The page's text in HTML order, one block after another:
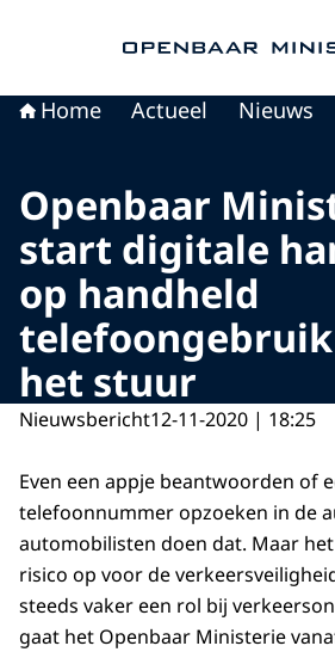
Home Actueel Nieuws
Openbaar
start digitale
op handheld
het stuur
Nieuwsbericht12-11-2020 | 18:25
Even een appje beantwoorden of
telefoonnummer opzoeken in de
automobilisten doen dat. Maar
risico op voor de
steeds vaker een rol bij
gaat het Openbaar Ministerie